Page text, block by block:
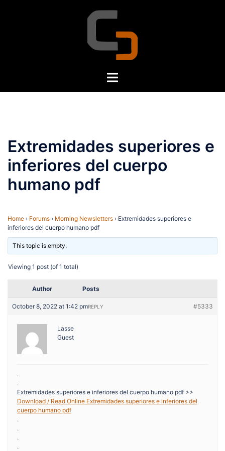
Toggle
Extremidades superiores e
inferiores del cuerpo
humano pdf
Home › Forums › Morning Newsletters › Extremidades superiores e
inferiores del cuerpo humano pdf
This topic is empty.
Viewing 1 post (of 1 total)
Author Posts
October 8, 2022 at 1:42 pm #5333
REPLY
Lasse
Guest
.
.
Extremidades superiores e inferiores del cuerpo humano pdf >>
Download / Read Online Extremidades superiores e inferiores del
cuerpo humano pdf
.
.
.
.